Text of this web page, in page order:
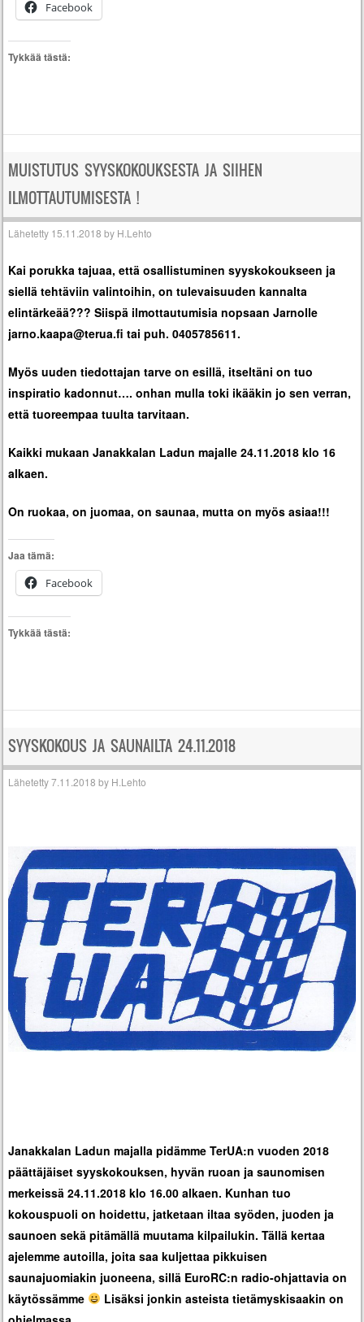
Facebook
Tykkää tästä:
MUISTUTUS SYYSKOKOUKSESTA JA SIIHEN
ILMOTTAUTUMISESTA !
Lähetetty 15.11.2018 by H.Lehto
Kai porukka tajuaa, että osallistuminen syyskokoukseen ja
siellä tehtäviin valintoihin, on tulevaisuuden kannalta
elintärkeää??? Siispä ilmottautumisia nopsaan Jarnolle
jarno.kaapa@terua.fi tai puh. 0405785611.
Myös uuden tiedottajan tarve on esillä, itseltäni on tuo
inspiratio kadonnut…. onhan mulla toki ikääkin jo sen verran,
että tuoreempaa tuulta tarvitaan.
Kaikki mukaan Janakkalan Ladun majalle 24.11.2018 klo 16
alkaen.
On ruokaa, on juomaa, on saunaa, mutta on myös asiaa!!!
Jaa tämä:
Facebook
Tykkää tästä:
SYYSKOKOUS JA SAUNAILTA 24.11.2018
Lähetetty7.11.2018 by H.Lehto
Janakkalan Ladun majalla pidämme TerUA:n vuoden 2018
päättäjäiset syyskokouksen, hyvän ruoan ja saunomisen
merkeissä 24.11.2018 klo 16.00 alkaen. Kunhan tuo
kokouspuoli on hoidettu, jatketaan iltaa syöden, juoden ja
saunoen sekä pitämällä muutama kilpailukin. Tällä kertaa
ajelemme autoilla, joita saa kuljettaa pikkuisen
saunajuomiakin juoneena, sillä EuroRC:n radio-ohjattavia on
käytössämme
Lisäksi jonkin asteista tietämyskisaakin on